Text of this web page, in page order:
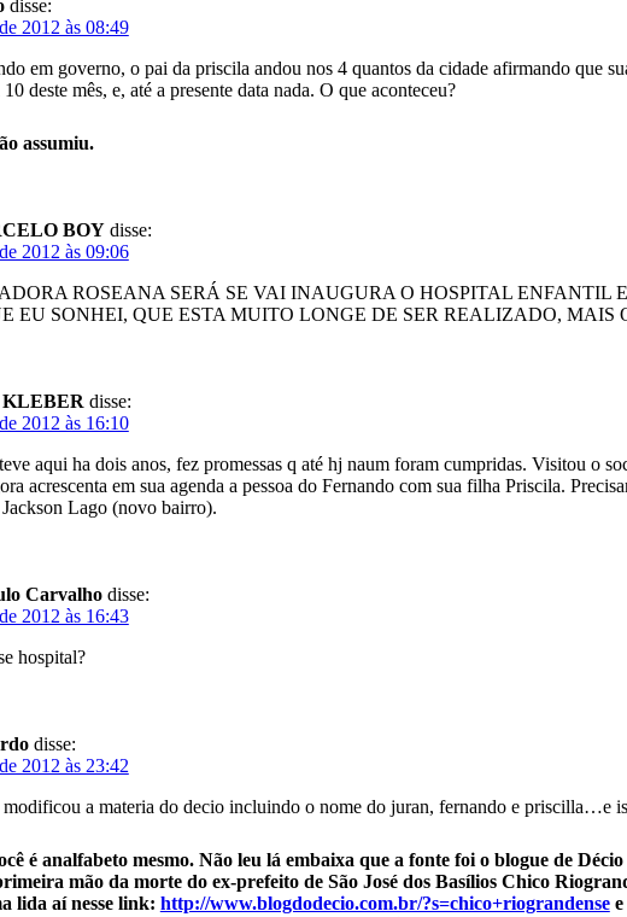
disse:
2012 às 08:49
em governo, o pai da priscila andou nos 4 quantos da cidade afirmando que
deste mês, e, até a presente data nada. O que aconteceu?
assumiu.
BOY disse:
2012 às 09:06
ROSEANA SERÁ SE VAI INAUGURA O HOSPITAL ENFANTIL
EU SONHEI, QUE ESTA MUITO LONGE DE SER REALIZADO,
disse:
2012 às 16:10
aqui ha dois anos, fez promessas q até hj naum foram cumpridas. Visitou o
acrescenta em sua agenda a pessoa do Fernando com sua filha Priscila.
Lago (novo bairro).
Carvalho disse:
2012 às 16:43
hospital?
disse:
2012 às 23:42
modificou a materia do decio incluindo o nome do juran, fernando e
é analfabeto mesmo. Não leu lá embaixa que a fonte foi o blogue de
mão da morte do ex-prefeito de São José dos Basílios Chico
lida aí nesse link: http://www.blogdodecio.com.br/?s=chico+riograndensee